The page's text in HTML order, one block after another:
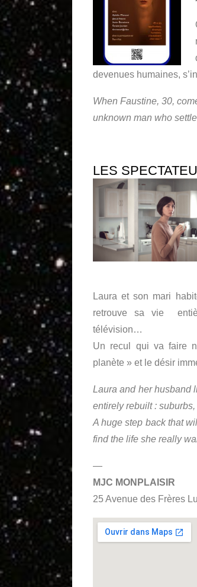
devenues humaines,
When Faustine, 30,
unknown man who
LES
Laura et son mari
retrouve sa vie
télévision…
Un recul qui va faire
planète » et le désir
Laura and her husband
entirely rebuilt :
A huge step back that
find the life she really
—
MJC MONPLAISIR
25 Avenue des Frères